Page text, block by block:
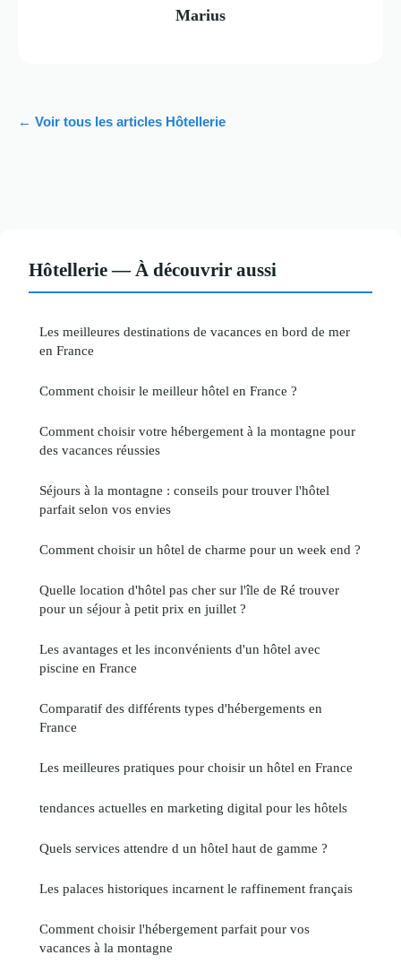
Marius
← Voir tous les articles Hôtellerie
Hôtellerie — À découvrir aussi
Les meilleures destinations de vacances en bord de mer
en France
Comment choisir le meilleur hôtel en France ?
Comment choisir votre hébergement à la montagne pour
des vacances réussies
Séjours à la montagne : conseils pour trouver l'hôtel
parfait selon vos envies
Comment choisir un hôtel de charme pour un week end ?
Quelle location d'hôtel pas cher sur l'île de Ré trouver
pour un séjour à petit prix en juillet ?
Les avantages et les inconvénients d'un hôtel avec
piscine en France
Comparatif des différents types d'hébergements en
France
Les meilleures pratiques pour choisir un hôtel en France
tendances actuelles en marketing digital pour les hôtels
Quels services attendre d un hôtel haut de gamme ?
Les palaces historiques incarnent le raffinement français
Comment choisir l'hébergement parfait pour vos
vacances à la montagne